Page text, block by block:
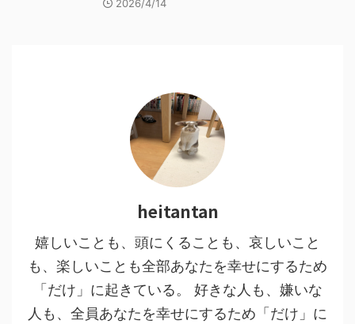
2026/4/14
heitantan
嬉しいことも、頭にくることも、哀しいこと
も、楽しいことも全部あなたを幸せにするため
「だけ」に起きている。 好きな人も、嫌いな
人も、全員あなたを幸せにするため「だけ」に